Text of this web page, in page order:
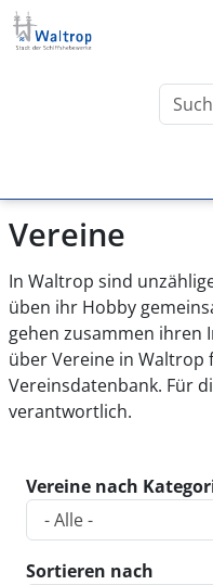
Direkt zum Inhalt
Vereine
In Waltrop sind
üben ihr Hobby
gehen zusammen ihren
über Vereine in Waltrop
Vereinsdatenbank. Für
verantwortlich.
Vereine nach
Sortieren nach